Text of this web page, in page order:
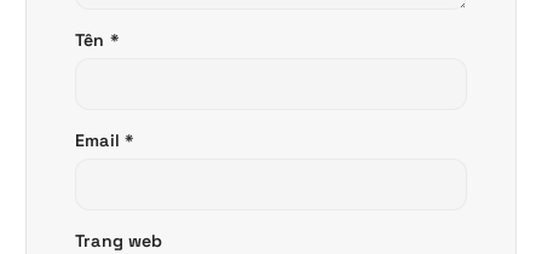
Tên *
Email *
Trang web